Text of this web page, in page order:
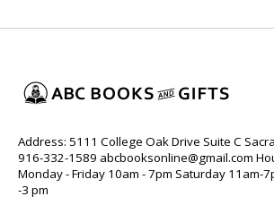
Address: 5111 College Oak Drive Suite C
916-332-1589 abcbooksonline@gmail.com
Monday - Friday 10am - 7pm Saturday 11am-
-3 pm